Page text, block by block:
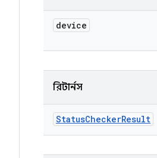
device
রিটার্নস
StatusCheckerResult